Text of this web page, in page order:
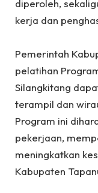
diperoleh,
kerja dan
‎Pemerintah
pelatihan
Silangkitang
terampil dan
Program ini
pekerjaan,
meningkatkan
Kabupaten